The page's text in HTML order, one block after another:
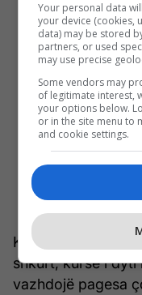
Kuponi i parë i
shkurt, kurse i dyti
vazhdojë pagesa
Your personal data
your device (cookies,
data) may be stored
partners, or used
may use precise
Some vendors may
of legitimate interest,
your options below.
or in the site menu to
and cookie settings.